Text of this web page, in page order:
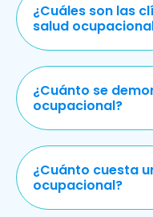
¿Cuáles son las
salud
¿Cuánto se
ocupacional?
¿Cuánto cuesta
ocupacional?